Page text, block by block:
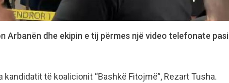
Arbanën dhe ekipin e tij përmes një video telefonate pasi
kandidatit të koalicionit “Bashkë Fitojmë”, Rezart Tusha.